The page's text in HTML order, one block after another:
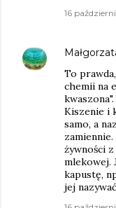
16
To
chemii na
Kiszenie i
samo, a
żywności
mlekowej.
kapustę,
jej